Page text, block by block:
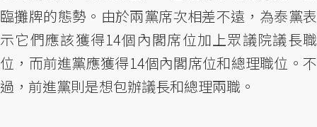
臨攤牌的態勢。由於兩黨席次相差不遠，為泰黨表
示它們應該獲得14個內閣席位加上眾議院議長職
位，而前進黨應獲得14個內閣席位和總理職位。不
過，前進黨則是想包辦議長和總理兩職。